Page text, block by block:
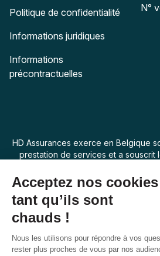
Politique de confidentialité
Informations juridiques
Informations
précontractuelles
N°
HD Assurances exerce en Belgique
prestation de services et a souscrit
le siège social est 7 rue Belgrand,
France. La loi applicable au produit